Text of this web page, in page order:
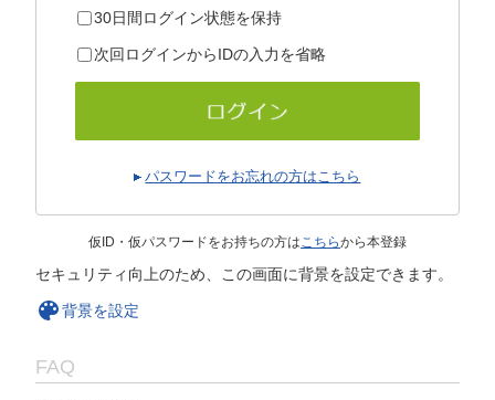
30日間ログイン状態を保持
次回ログインからIDの入力を省略
パスワードをお忘れの方はこちら
仮ID・仮パスワードをお持ちの方はこちらから本登録
セキュリティ向上のため、この画面に背景を設定できます。
背景を設定
FAQ